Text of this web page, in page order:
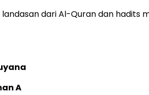
dari Al-Quran dan hadits
A